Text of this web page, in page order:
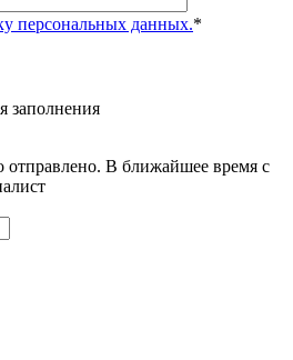
персональных данных.*
заполнения
В ближайшее время с